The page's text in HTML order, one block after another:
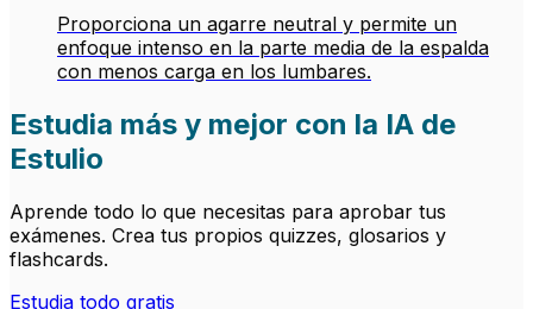
Proporciona un agarre neutral y permite un
enfoque intenso en la parte media de la espalda
con menos carga en los lumbares.
Estudia más y mejor con la IA de
Estulio
Aprende todo lo que necesitas para aprobar tus
exámenes. Crea tus propios quizzes, glosarios y
flashcards.
Estudia todo gratis